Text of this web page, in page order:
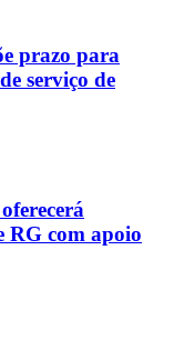
prazo para
serviço de
RG com apoio